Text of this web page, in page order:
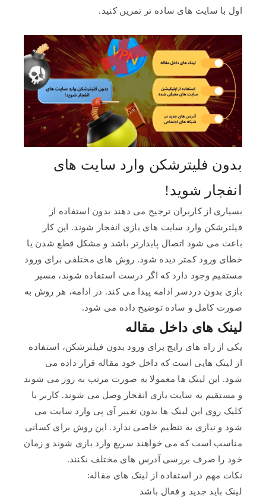
اول با سایت های ساده تر تمرین کنید.
بدون فلیترشکن وارد سایت های
انفجار شوید!
بسیاری از کاربران ترجیح می دهند بدون استفاده از
فیلترشکن وارد سایت های بازی انفجار شوند. این کار
باعث می شود اتصال پایدارتر باشد و مشکل قطع شدن یا
خطای ورود کمتر دیده شود. روش های مختلفی برای ورود
مستقیم وجود دارد که اگر درست استفاده شوند، مسیر
بازی بدون دردسر ادامه پیدا می کند. در ادامه، هر روش به
صورت کامل و ساده توضیح داده می شود.
لینک های داخل مقاله
یکی از راه های رایج برای ورود بدون فیلترشکن، استفاده
از لینک هایی است که داخل خود مقاله قرار داده می
شود. این لینک ها معمولا به صورت مرتب به روز می شوند
و مستقیم به سایت بازی انفجار وصل می شوند. کاربر با
کلیک روی این لینک ها بدون تغییر آی پی وارد سایت می
شود و نیازی به تنظیم خاصی ندارد. این روش برای کسانی
مناسب است که می خواهند سریع وارد بازی شوند و زمان
خود را صرف بررسی آدرس های مختلف نکنند.
نکات مهم در استفاده از لینک های مقاله:
لینک باید جدید و فعال باشد